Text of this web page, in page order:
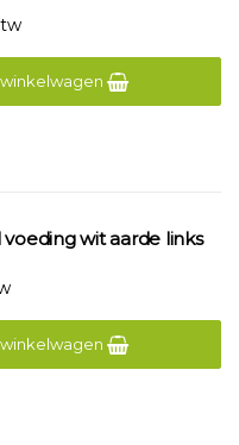
winkelwagen
voeding wit aarde links
winkelwagen